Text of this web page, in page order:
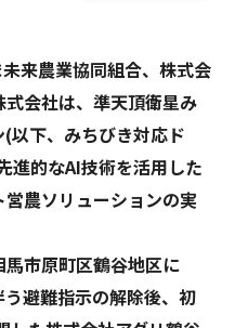
EN
来農業協同組合、株式会
会社は、準天頂衛星み
以下、みちびき対応ド
進的なAI技術を活用した
農ソリューションの実
市原町区鶴谷地区に
避難指示の解除後、初